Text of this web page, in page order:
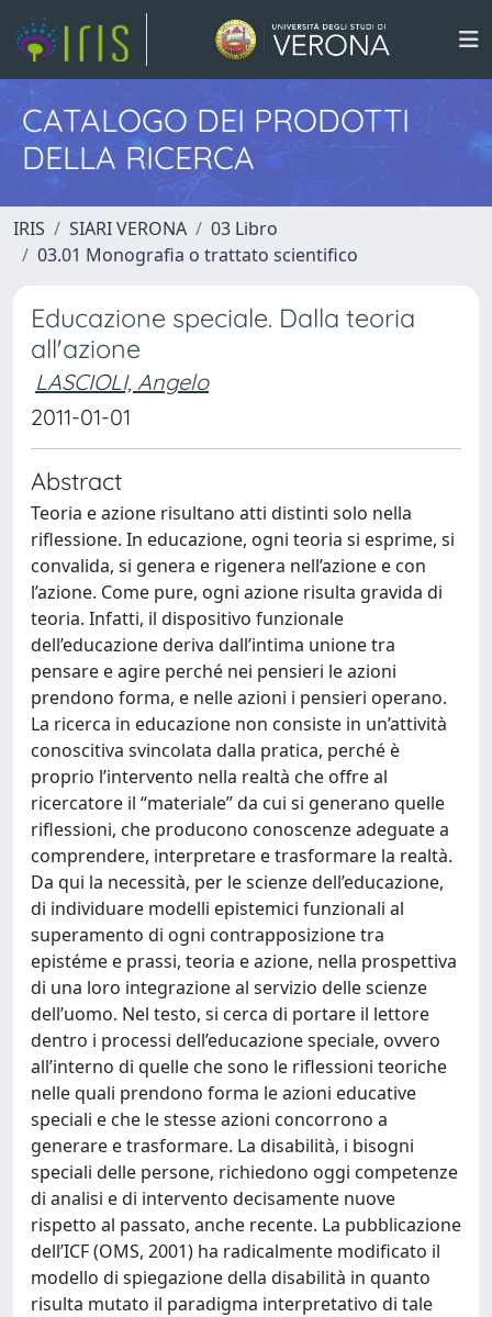
CATALOGO DEI PRODOTTI
DELLA RICERCA
IRIS SIARI VERONA
03 Libro
03.01 Monografia o trattato scientifico
Educazione speciale. Dalla teoria
all'azione
LASCIOLI, Angelo
2011-01-01
Abstract
Teoria e azione risultano atti distinti solo nella
riflessione. In educazione, ogni teoria si esprime, si
convalida, si genera e rigenera nell’azione e con
l’azione. Come pure, ogni azione risulta gravida di
teoria. Infatti, il dispositivo funzionale
dell’educazione deriva dall’intima unione tra
pensare e agire perché nei pensieri le azioni
prendono forma, e nelle azioni i pensieri operano.
La ricerca in educazione non consiste in un’attività
conoscitiva svincolata dalla pratica, perché è
proprio l’intervento nella realtà che offre al
ricercatore il “materiale” da cui si generano quelle
riflessioni, che producono conoscenze adeguate a
comprendere, interpretare e trasformare la realtà.
Da qui la necessità, per le scienze dell’educazione,
di individuare modelli epistemici funzionali al
superamento di ogni contrapposizione tra
epistéme e prassi, teoria e azione, nella prospettiva
di una loro integrazione al servizio delle scienze
dell’uomo. Nel testo, si cerca di portare il lettore
dentro i processi dell’educazione speciale, ovvero
all’interno di quelle che sono le riflessioni teoriche
nelle quali prendono forma le azioni educative
speciali e che le stesse azioni concorrono a
generare e trasformare. La disabilità, i bisogni
speciali delle persone, richiedono oggi competenze
di analisi e di intervento decisamente nuove
rispetto al passato, anche recente. La pubblicazione
dell’ICF (OMS, 2001) ha radicalmente modificato il
modello di spiegazione della disabilità in quanto
risulta mutato il paradigma interpretativo di tale